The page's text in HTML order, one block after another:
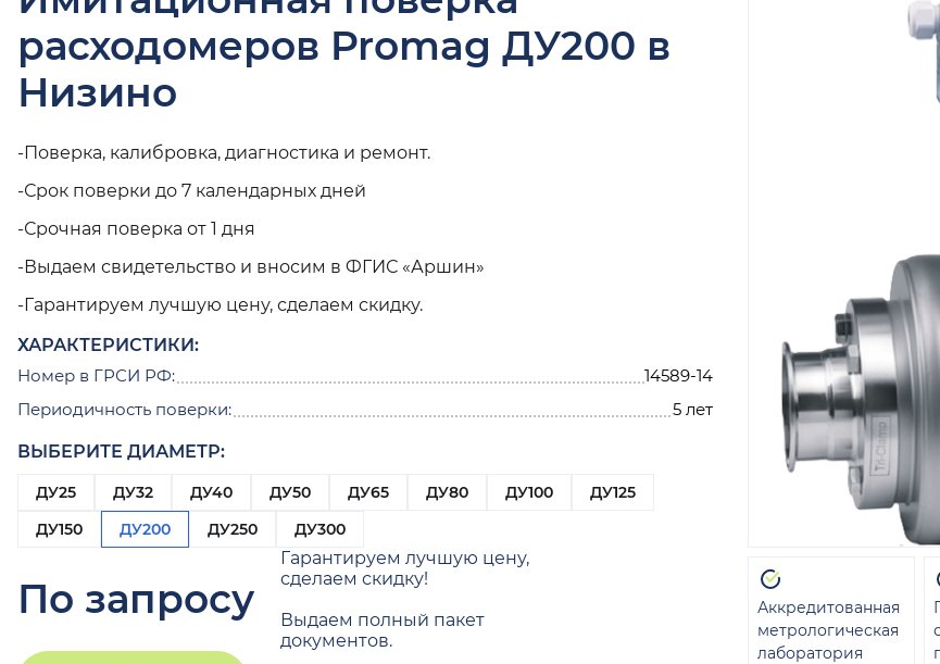
расходомеров Promag ДУ200 в
Низино
-Поверка, калибровка, диагностика и ремонт.
-Срок поверки до 7 календарных дней
-Срочная поверка от 1 дня
-Выдаем свидетельство и вносим в ФГИС «Аршин»
-Гарантируем лучшую цену, сделаем скидку.
ХАРАКТЕРИСТИКИ:
Номер в ГРСИ РФ:
14589-14
Периодичность поверки:
5 лет
ВЫБЕРИТЕ ДИАМЕТР:
ДУ25 ДУ32 ДУ40 ДУ50 ДУ65 ДУ80 ДУ100
ДУ125
ДУ150
ДУ200 ДУ250 ДУ300
По запросу
Гарантируем лучшую цену,
сделаем скидку!
Выдаем полный пакет
документов.
Аккредитованная
метрологическая
лаборатория